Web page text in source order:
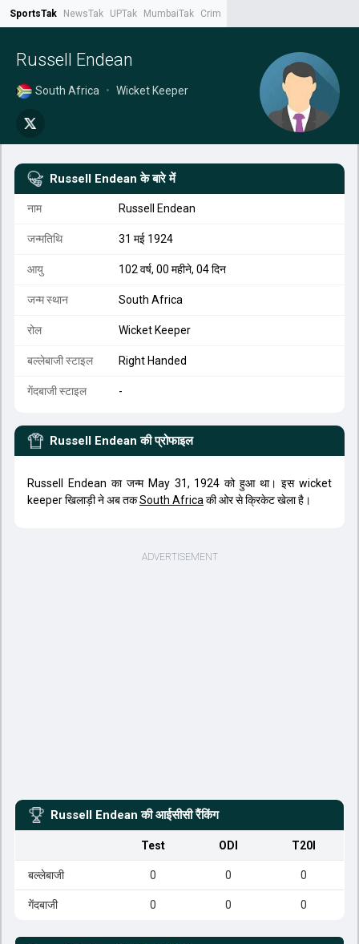
SportsTak NewsTak UPTak MumbaiTak CrimeTak
Russell Endean
South Africa • Wicket Keeper
Russell Endean के बारे में
नाम Russell Endean
जन्मतिथि 31 मई 1924
आयु 102 वर्ष, 00 महीने, 04 दिन
जन्म स्थान South Africa
रोल Wicket Keeper
बल्लेबाजी स्टाइल Right Handed
गेंदबाजी स्टाइल -
Russell Endean की प्रोफाइल
Russell Endean का जन्म May 31, 1924 को हुआ था। इस wicket
keeper खिलाड़ी ने अब तकSouth Africa की ओर से क्रिकेट खेला है।
Russell Endean की आईसीसी रैंकिंग
Test ODI T20I
बल्लेबाजी 0 0 0
गेंदबाजी 0 0 0